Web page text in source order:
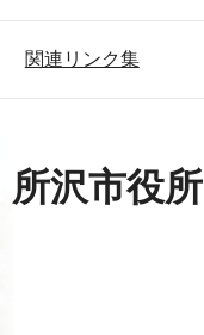
関連リンク集
所沢市役所